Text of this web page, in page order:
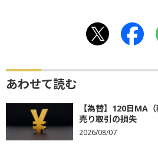
あわせて読む
【為替】120日MA
売り取引の損失
2026/08/07